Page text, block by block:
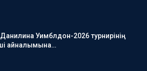
Уимблдон-2026 турнирінің
айналымына…